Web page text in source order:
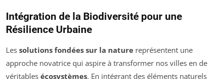
Intégration de la Biodiversité pour une
Résilience Urbaine
Les solutions fondées sur la nature représentent une
approche novatrice qui aspire à transformer nos villes en de
véritables écosystèmes. En intégrant des éléments naturels